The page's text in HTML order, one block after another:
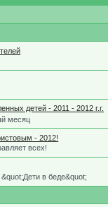
детей - 2011 - 2012 г.г.
месяц
- 2012!
всех!
в беде&quot;